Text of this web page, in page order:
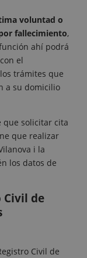
voluntad o
fallecimiento,
ahí podrá
el
trámites que
a su domicilio
que solicitar cita
que realizar
i la
los datos de
Civil de
Civil de